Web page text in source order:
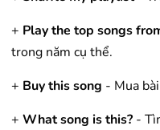
+ Play the top songs
trong năm cụ thể.
+ Buy this song - Mua
+ What song is this? -